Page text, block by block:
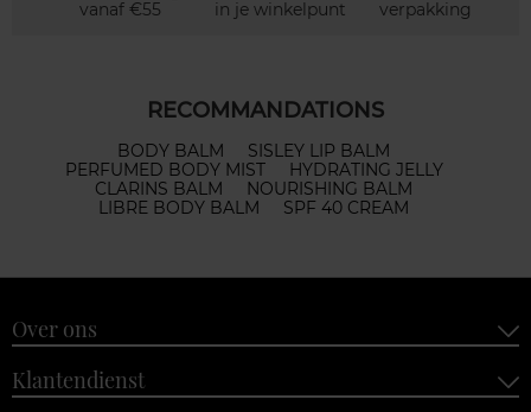
vanaf €55
in je winkelpunt
verpakking
RECOMMANDATIONS
BODY BALM
SISLEY LIP BALM
PERFUMED BODY MIST
HYDRATING JELLY
CLARINS BALM
NOURISHING BALM
LIBRE BODY BALM
SPF 40 CREAM
Over ons
Klantendienst